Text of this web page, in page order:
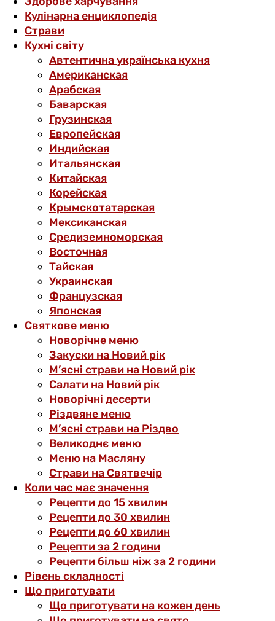
Кулінарна енциклопедія
Страви
Кухні світу
Автентична українська кухня
Американская
Арабская
Баварская
Грузинская
Европейская
Индийская
Итальянская
Китайская
Корейская
Крымскотатарская
Мексиканская
Средиземноморская
Восточная
Тайская
Украинская
Французская
Японская
Святкове меню
Новорічне меню
Закуски на Новий рік
М’ясні страви на Новий рік
Салати на Новий рік
Новорічні десерти
Різдвяне меню
М’ясні страви на Різдво
Великоднє меню
Меню на Масляну
Страви на Святвечір
Коли час має значення
Рецепти до 15 хвилин
Рецепти до 30 хвилин
Рецепти до 60 хвилин
Рецепти за 2 години
Рецепти більш ніж за 2 години
Рівень складності
Що приготувати
Що приготувати на кожен день